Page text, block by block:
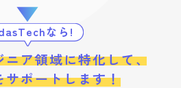
なら!
ア領域に特化して、
サポートします！